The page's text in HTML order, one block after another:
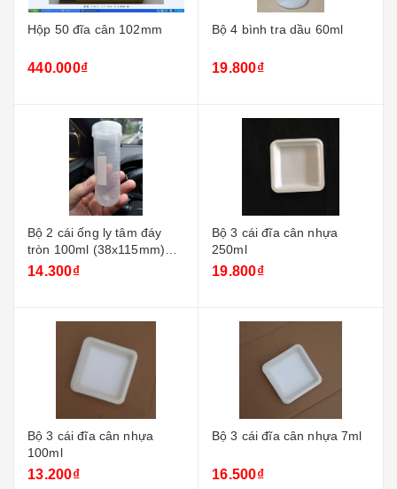
Hộp 50 đĩa cân 102mm
440.000₫
Bộ 4 bình tra dầu 60ml
19.800₫
Bộ 2 cái ống ly tâm đáy
tròn 100ml (38x115mm)
nắp vặn
14.300₫
Bộ 3 cái đĩa cân nhựa
250ml
19.800₫
Bộ 3 cái đĩa cân nhựa
100ml
13.200₫
Bộ 3 cái đĩa cân nhựa 7ml
16.500₫